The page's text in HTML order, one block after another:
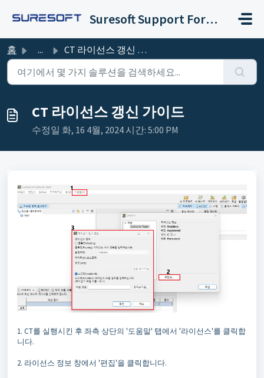
Suresoft Support Forum
홈 ... CT 라이선스 갱신 가이드
CT 라이선스 갱신 가이드
수정일 화, 16 4월, 2024 시간: 5:00 PM
1. CT를 실행시킨 후 좌측 상단의 '도움말' 탭에서 '라이선스'를 클릭합
니다.
2. 라이선스 정보 창에서 '편집'을 클릭합니다.